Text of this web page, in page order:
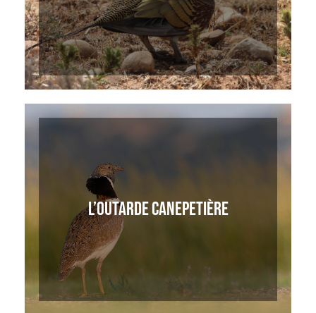
L’OUTARDE CANEPETIÈRE